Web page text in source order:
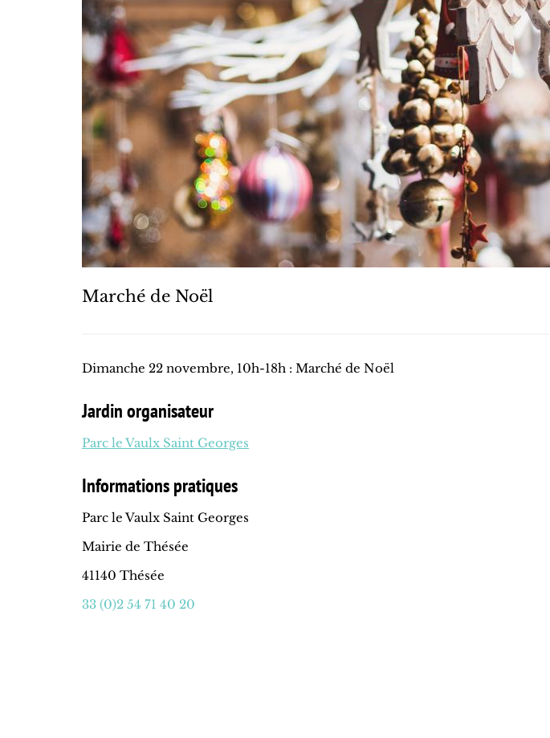
Marché de Noël
Dimanche 22 novembre, 10h-18h : Marché de Noël
Jardin organisateur
Parc le Vaulx Saint Georges
Informations pratiques
Parc le Vaulx Saint Georges
Mairie de Thésée
41140 Thésée
33 (0)2 54 71 40 20